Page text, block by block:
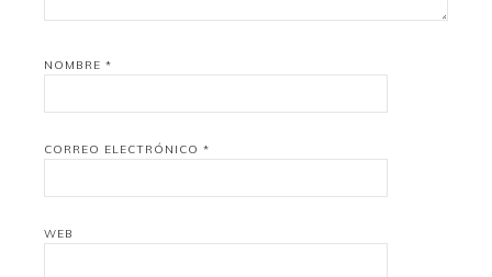
NOMBRE *
CORREO ELECTRÓNICO *
WEB